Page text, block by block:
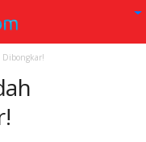
Dibongkar!